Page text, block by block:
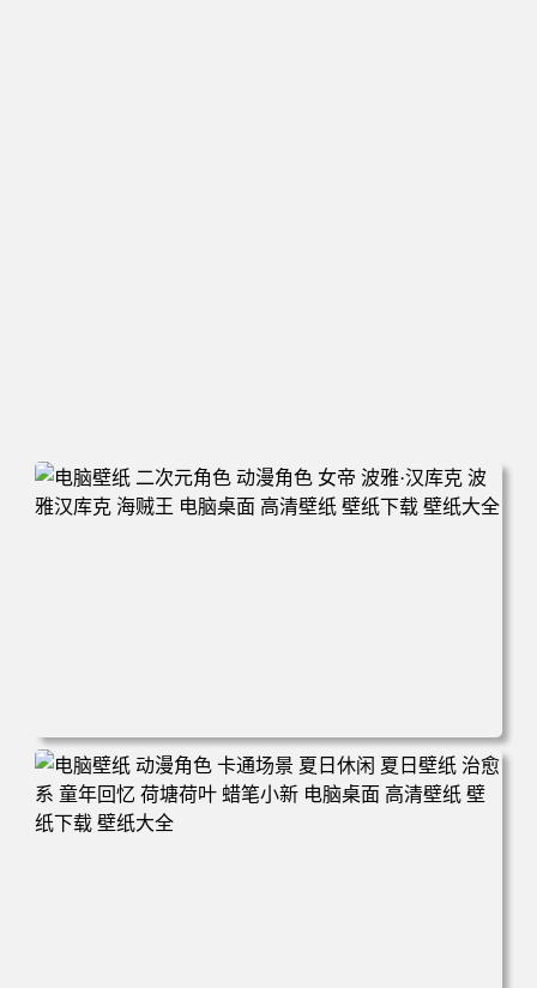
电脑壁纸 二次元角色 动漫角色 女帝 波雅·汉库克 波雅汉库
克 海贼王 电脑桌面 高清壁纸 壁纸下载 壁纸大全